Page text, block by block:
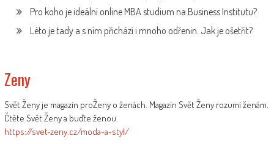
Pro koho je ideální online MBA studium na Business Institutu?
Léto je tady a s ním přichází i mnoho odřenin. Jak je ošetřit?
Zeny
Svět Ženy je magazín proŽeny o ženách. Magazín Svět Ženy rozumí ženám.
Čtěte Svět Ženy a buďte ženou.
https://svet-zeny.cz/moda-a-styl/